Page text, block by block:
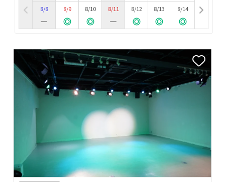
8/8
8/9
8/10
8/11
8/12
8/13
8/14